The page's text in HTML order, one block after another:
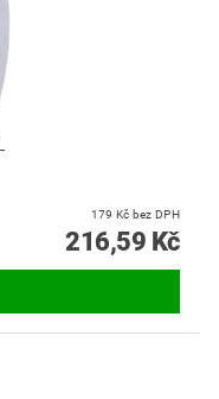
179 Kč bez DPH
216,59 Kč